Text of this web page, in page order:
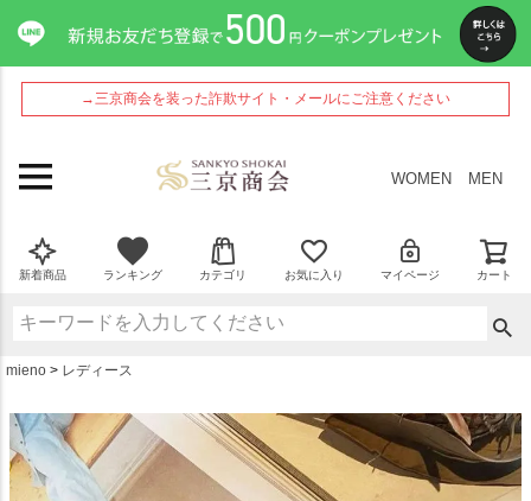
→三京商会を装った詐欺サイト・メールにご注意ください
WOMEN MEN
新着商品 ランキング カテゴリ お気に入り マイページ カート
mieno レディース
ペー
ジト
ップ
へ